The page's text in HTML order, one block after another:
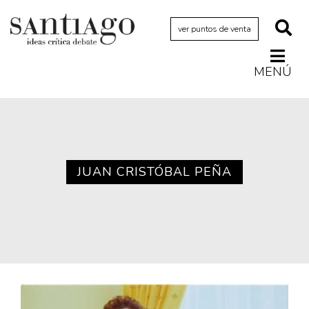
ver puntos de venta
MENÚ
JUAN CRISTÓBAL PEÑA